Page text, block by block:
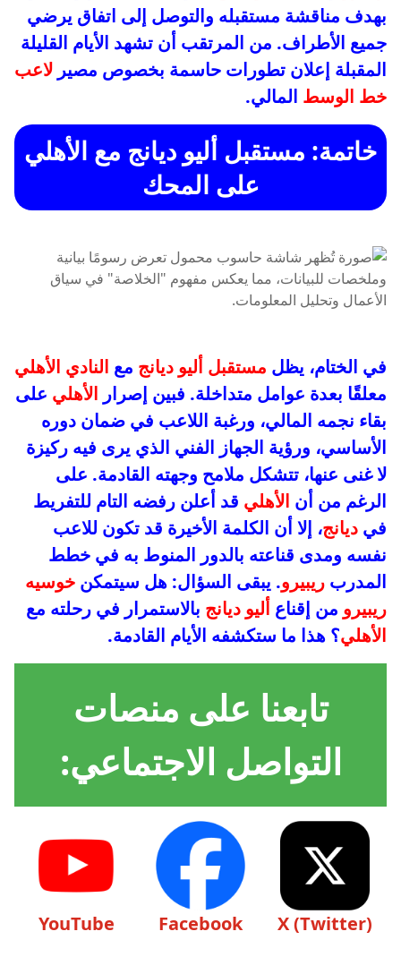
بهدف مناقشة مستقبله والتوصل إلى اتفاق يرضي
جميع الأطراف. من المرتقب أن تشهد الأيام القليلة
المقبلة إعلان تطورات حاسمة بخصوص مصير لاعب
خط الوسط المالي.
خاتمة: مستقبل أليو ديانج مع الأهلي
على المحك
في الختام، يظل مستقبل أليو ديانج مع النادي الأهلي
معلقًا بعدة عوامل متداخلة. فبين إصرار الأهلي على
بقاء نجمه المالي، ورغبة اللاعب في ضمان دوره
الأساسي، ورؤية الجهاز الفني الذي يرى فيه ركيزة
لا غنى عنها، تتشكل ملامح وجهته القادمة. على
الرغم من أن الأهلي قد أعلن رفضه التام للتفريط
في ديانج، إلا أن الكلمة الأخيرة قد تكون للاعب
نفسه ومدى قناعته بالدور المنوط به في خطط
المدرب ريبيرو. يبقى السؤال: هل سيتمكن خوسيه
ريبيرو من إقناع أليو ديانج بالاستمرار في رحلته مع
الأهلي؟ هذا ما ستكشفه الأيام القادمة.
تابعنا على منصات
التواصل الاجتماعي:
X (Twitter)
Facebook
YouTube